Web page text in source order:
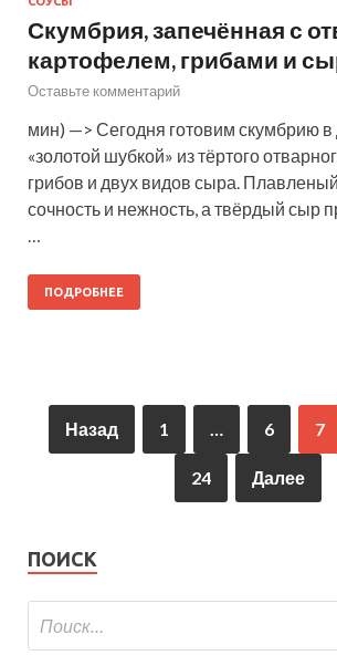
Скумбрия, запечённая с
картофелем, грибами и
Оставьте комментарий
мин) —> Сегодня готовим скумбрию в
«золотой шубкой» из тёртого
грибов и двух видов сыра.
сочность и нежность, а твёрдый сыр
…
ПОДРОБНЕЕ
Назад 1 … 6 7
24 Далее
ПОИСК